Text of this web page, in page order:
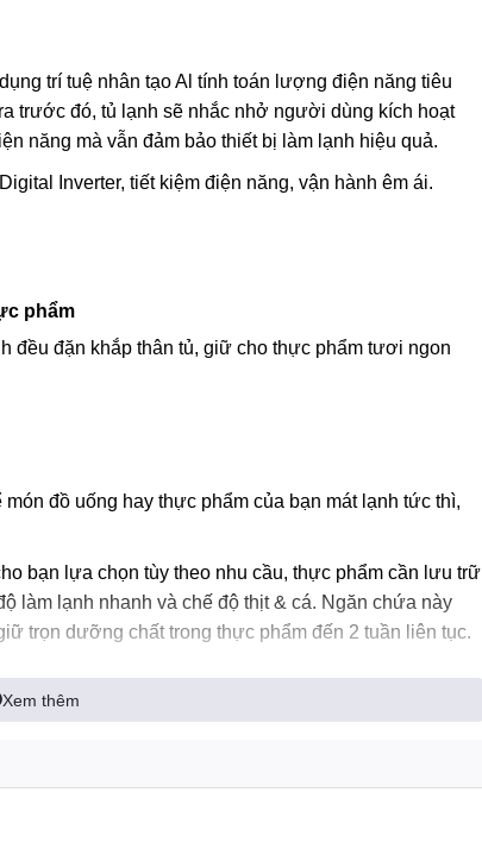
trí tuệ nhân tạo Al tính toán lượng điện năng tiêu
trước đó, tủ lạnh sẽ nhắc nhở người dùng kích hoạt
năng mà vẫn đảm bảo thiết bị làm lạnh hiệu quả.
Inverter, tiết kiệm điện năng, vận hành êm ái.
phẩm
đều đặn khắp thân tủ, giữ cho thực phẩm tươi ngon
đồ uống hay thực phẩm của bạn mát lạnh tức thì,
bạn lựa chọn tùy theo nhu cầu, thực phẩm cần lưu trữ
làm lạnh nhanh và chế độ thịt & cá. Ngăn chứa này
trọn dưỡng chất trong thực phẩm đến 2 tuần liên tục.
phẩm, không sợ bị lẫn mùi hôi.
Xem thêm